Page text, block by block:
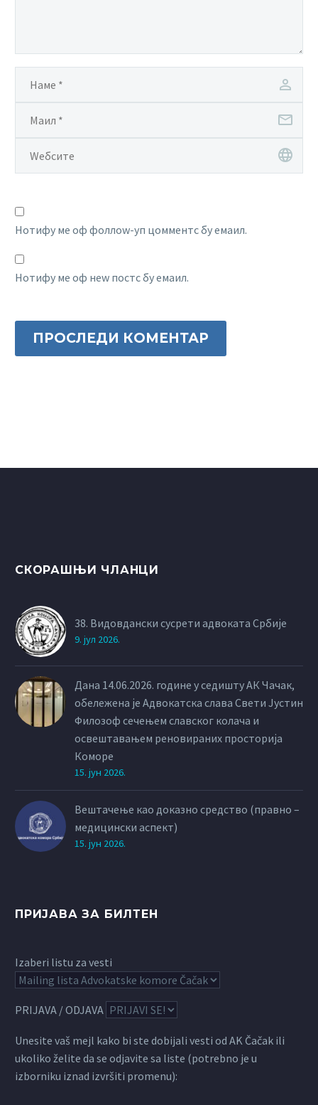
Нотифy ме оф фоллоw-уп цомментс бy емаил.
Нотифy ме оф неw постс бy емаил.
ПРОСЛЕДИ КОМЕНТАР
СКОРАШЊИ ЧЛАНЦИ
38. Видовдански сусрети адвоката Србије
9. јул 2026.
Дана 14.06.2026. године у седишту АК Чачак,
обележена је Адвокатска слава Свети Јустин
Филозоф сечењем славског колача и
освештавањем реновираних просторија
Коморе
15. јун 2026.
Вештачење као доказно средство (правно –
медицински аспект)
15. јун 2026.
ПРИЈАВА ЗА БИЛТЕН
Izaberi listu za vesti
PRIJAVA / ODJAVA
Unesite vaš mejl kako bi ste dobijali vesti od AK Čačak ili
ukoliko želite da se odjavite sa liste (potrebno je u
izborniku iznad izvršiti promenu):